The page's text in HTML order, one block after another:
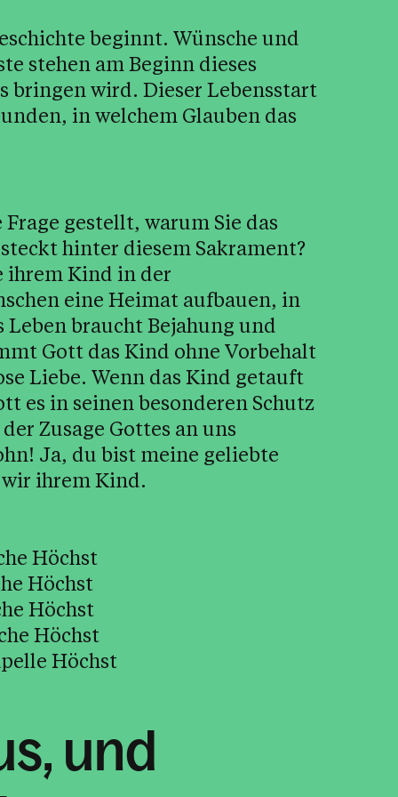
beginnt. Wünsche und
stehen am Beginn dieses
bringen wird. Dieser Lebensstart
in welchem Glauben das
gestellt, warum Sie das
hinter diesem Sakrament?
ihrem Kind in der
eine Heimat aufbauen, in
braucht Bejahung und
Gott das Kind ohne Vorbehalt
Liebe. Wenn das Kind getauft
es in seinen besonderen Schutz
Zusage Gottes an uns
Ja, du bist meine geliebte
wir ihrem Kind.
Höchst
Höchst
Höchst
Höchst
Höchst
und